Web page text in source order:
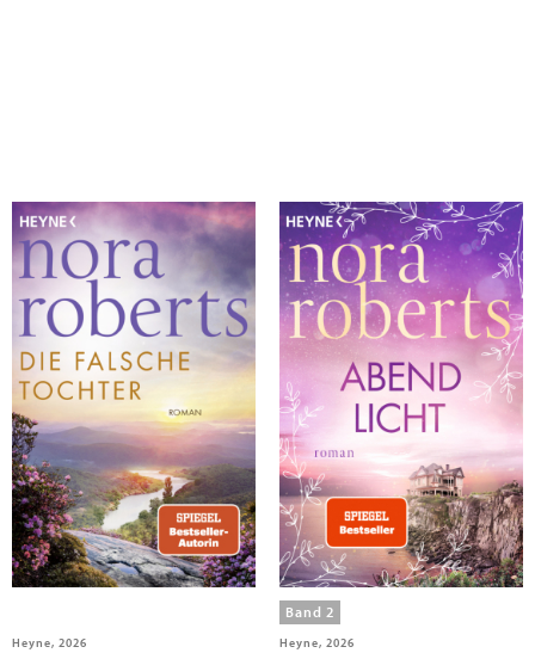
Roberts, Nora
Die falsche Tochter
Heyne, 2026
Roberts, Nora
Abendlicht
Band 2
Heyne, 2026